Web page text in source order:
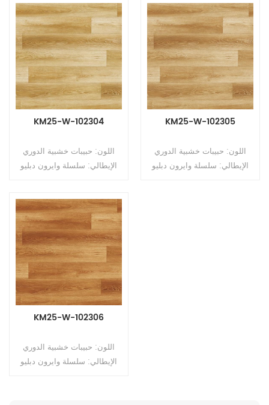
الطبقات) التنسيق: رولز الحجم:
2.5 مم (T) * 2.0 م (ث) * 15 م
(لتر) سمك طبقة التآكل: 0.5
مم السطح: طلاء PUR الدعم:
رغوة الظهر
الطبقات) التنسيق: رولز الحجم:
2.5 مم (T) * 2.0 م (ث) * 15 م
(لتر) سمك طبقة التآكل: 0.5
مم السطح: طلاء PUR الدعم:
رغوة الظهر
KM25-W-102304
اللون: حبيبات خشبية الدوري
الإيطالي: سلسلة وايرون دبليو
الطبقات) التنسيق: رولز الحجم:
2.5 مم (T) * 2.0 م (ث) * 15 م
(لتر) سمك طبقة التآكل: 0.5
مم السطح: طلاء PUR الدعم:
رغوة الظهر
KM25-W-102305
اللون: حبيبات خشبية الدوري
الإيطالي: سلسلة وايرون دبليو
KM25-W-102306
اللون: حبيبات خشبية الدوري
الإيطالي: سلسلة وايرون دبليو